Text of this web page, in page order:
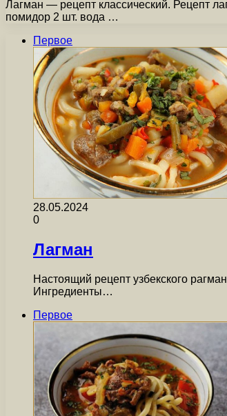
Лагман — рецепт классический. Рецепт
помидор 2 шт. вода …
Первое
28.05.2024
0
Лагман
Настоящий рецепт узбекского
Ингредиенты…
Первое